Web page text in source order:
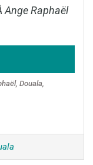
Ange Raphaël
Douala,